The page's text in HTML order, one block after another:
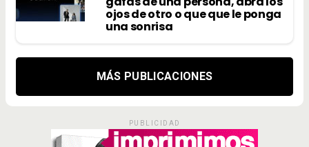
ojos de otro o que que le ponga
una sonrisa
MÁS PUBLICACIONES
PUBLICIDAD